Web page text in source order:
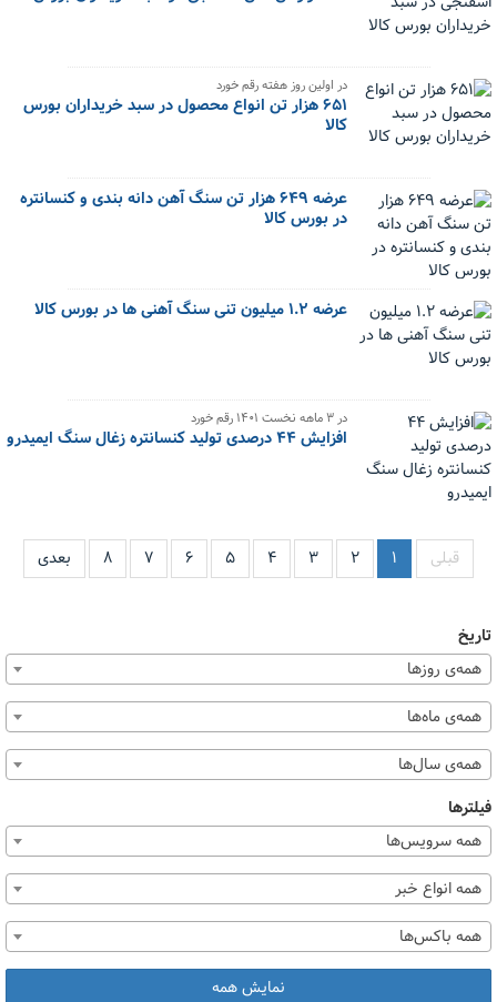
در اولین روز هفته رقم خورد
۶۵۱ هزار تن انواع محصول در سبد خریداران بورس
کالا
عرضه ۶۴۹ هزار تن سنگ آهن دانه بندی و کنسانتره
در بورس کالا
عرضه ۱.۲ میلیون تنی سنگ آهنی ها در بورس کالا
در ۳ ماهه نخست ۱۴۰۱ رقم خورد
افزایش ۴۴ درصدی تولید کنسانتره زغال سنگ ایمیدرو
قبلی ۱ ۲ ۳ ۴ ۵ ۶ ۷ ۸ بعدی
تاریخ
همه‌ی روزها
همه‌ی ماه‌ها
همه‌ی سال‌ها
فیلترها
همه سرویس‌ها
همه انواع خبر
همه باکس‌ها
نمایش همه